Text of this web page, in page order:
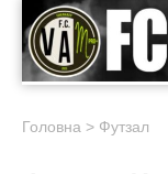
Головна > Футзал